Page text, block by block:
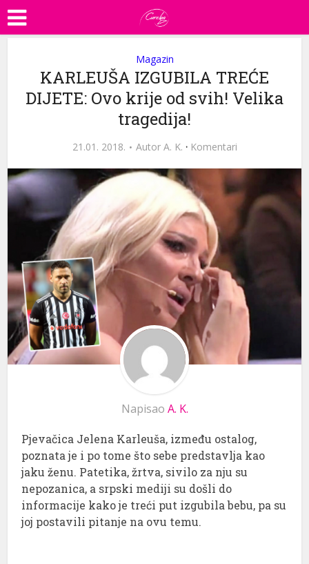
Magazin
KARLEUŠA IZGUBILA TREĆE
DIJETE: Ovo krije od svih! Velika
tragedija!
21.01. 2018. Autor A. K. · Komentari
Napisao A. K.
Pjevačica Jelena Karleuša, između ostalog,
poznata je i po tome što sebe predstavlja kao
jaku ženu. Patetika, žrtva, sivilo za nju su
nepozanica, a srpski mediji su došli do
informacije kako je treći put izgubila bebu, pa su
joj postavili pitanje na ovu temu.